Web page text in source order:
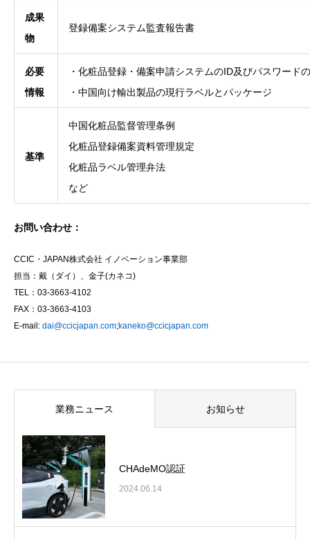
成果
物
登録備案システム監査報告書
必要
情報
・化粧品登録・備案申請システムのID及びパスワード
・中国向け輸出製品の現行ラベルとパッケージ
基準
中国化粧品監督管理条例
化粧品登録備案資料管理規定
化粧品ラベル管理弁法
など
お問い合わせ：
CCIC・JAPAN株式会社 イノベーション事業部
担当：戴（ダイ）、金子(カネコ)
TEL：03-3663-4102
FAX：03-3663-4103
E-mail: dai@ccicjapan.com;kaneko@ccicjapan.com
業務ニュース お知らせ
CHAdeMO認証
2024.06.14